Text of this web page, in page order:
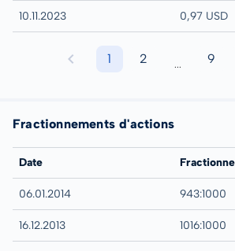
10.11.2023 0,97 USD
1 2 ... 9
Fractionnements d'actions
Date
06.01.2014 943:1000
16.12.2013 1016:1000